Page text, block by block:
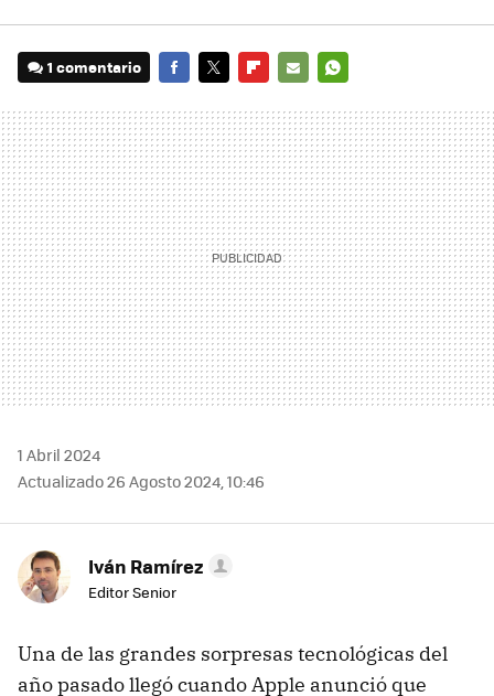
1 comentario
MAIL
1 Abril 2024
Actualizado 26 Agosto 2024, 10:46
Iván Ramírez
Editor Senior
Una de las grandes sorpresas tecnológicas del
año pasado llegó cuando Apple anunció que